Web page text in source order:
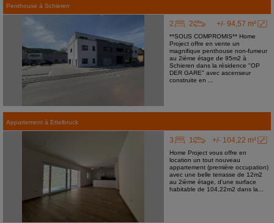
Penthouse à Schieren
+/- 94,57 m²
2 2
**SOUS COMPROMIS** Home
Project offre en vente un
magnifique penthouse non-fumeur
au 2ième étage de 95m2 à
Schieren dans la résidence "OP
DER GARE" avec ascenseur
construite en ...
Appartement à Ettelbruck
+/- 104,22 m²
3 1
Home Project vous offre en
location un tout nouveau
appartement (première occupation)
avec une belle terrasse de 12m2
au 2ième étage, d'une surface
habitable de 104,22m2 dans la...